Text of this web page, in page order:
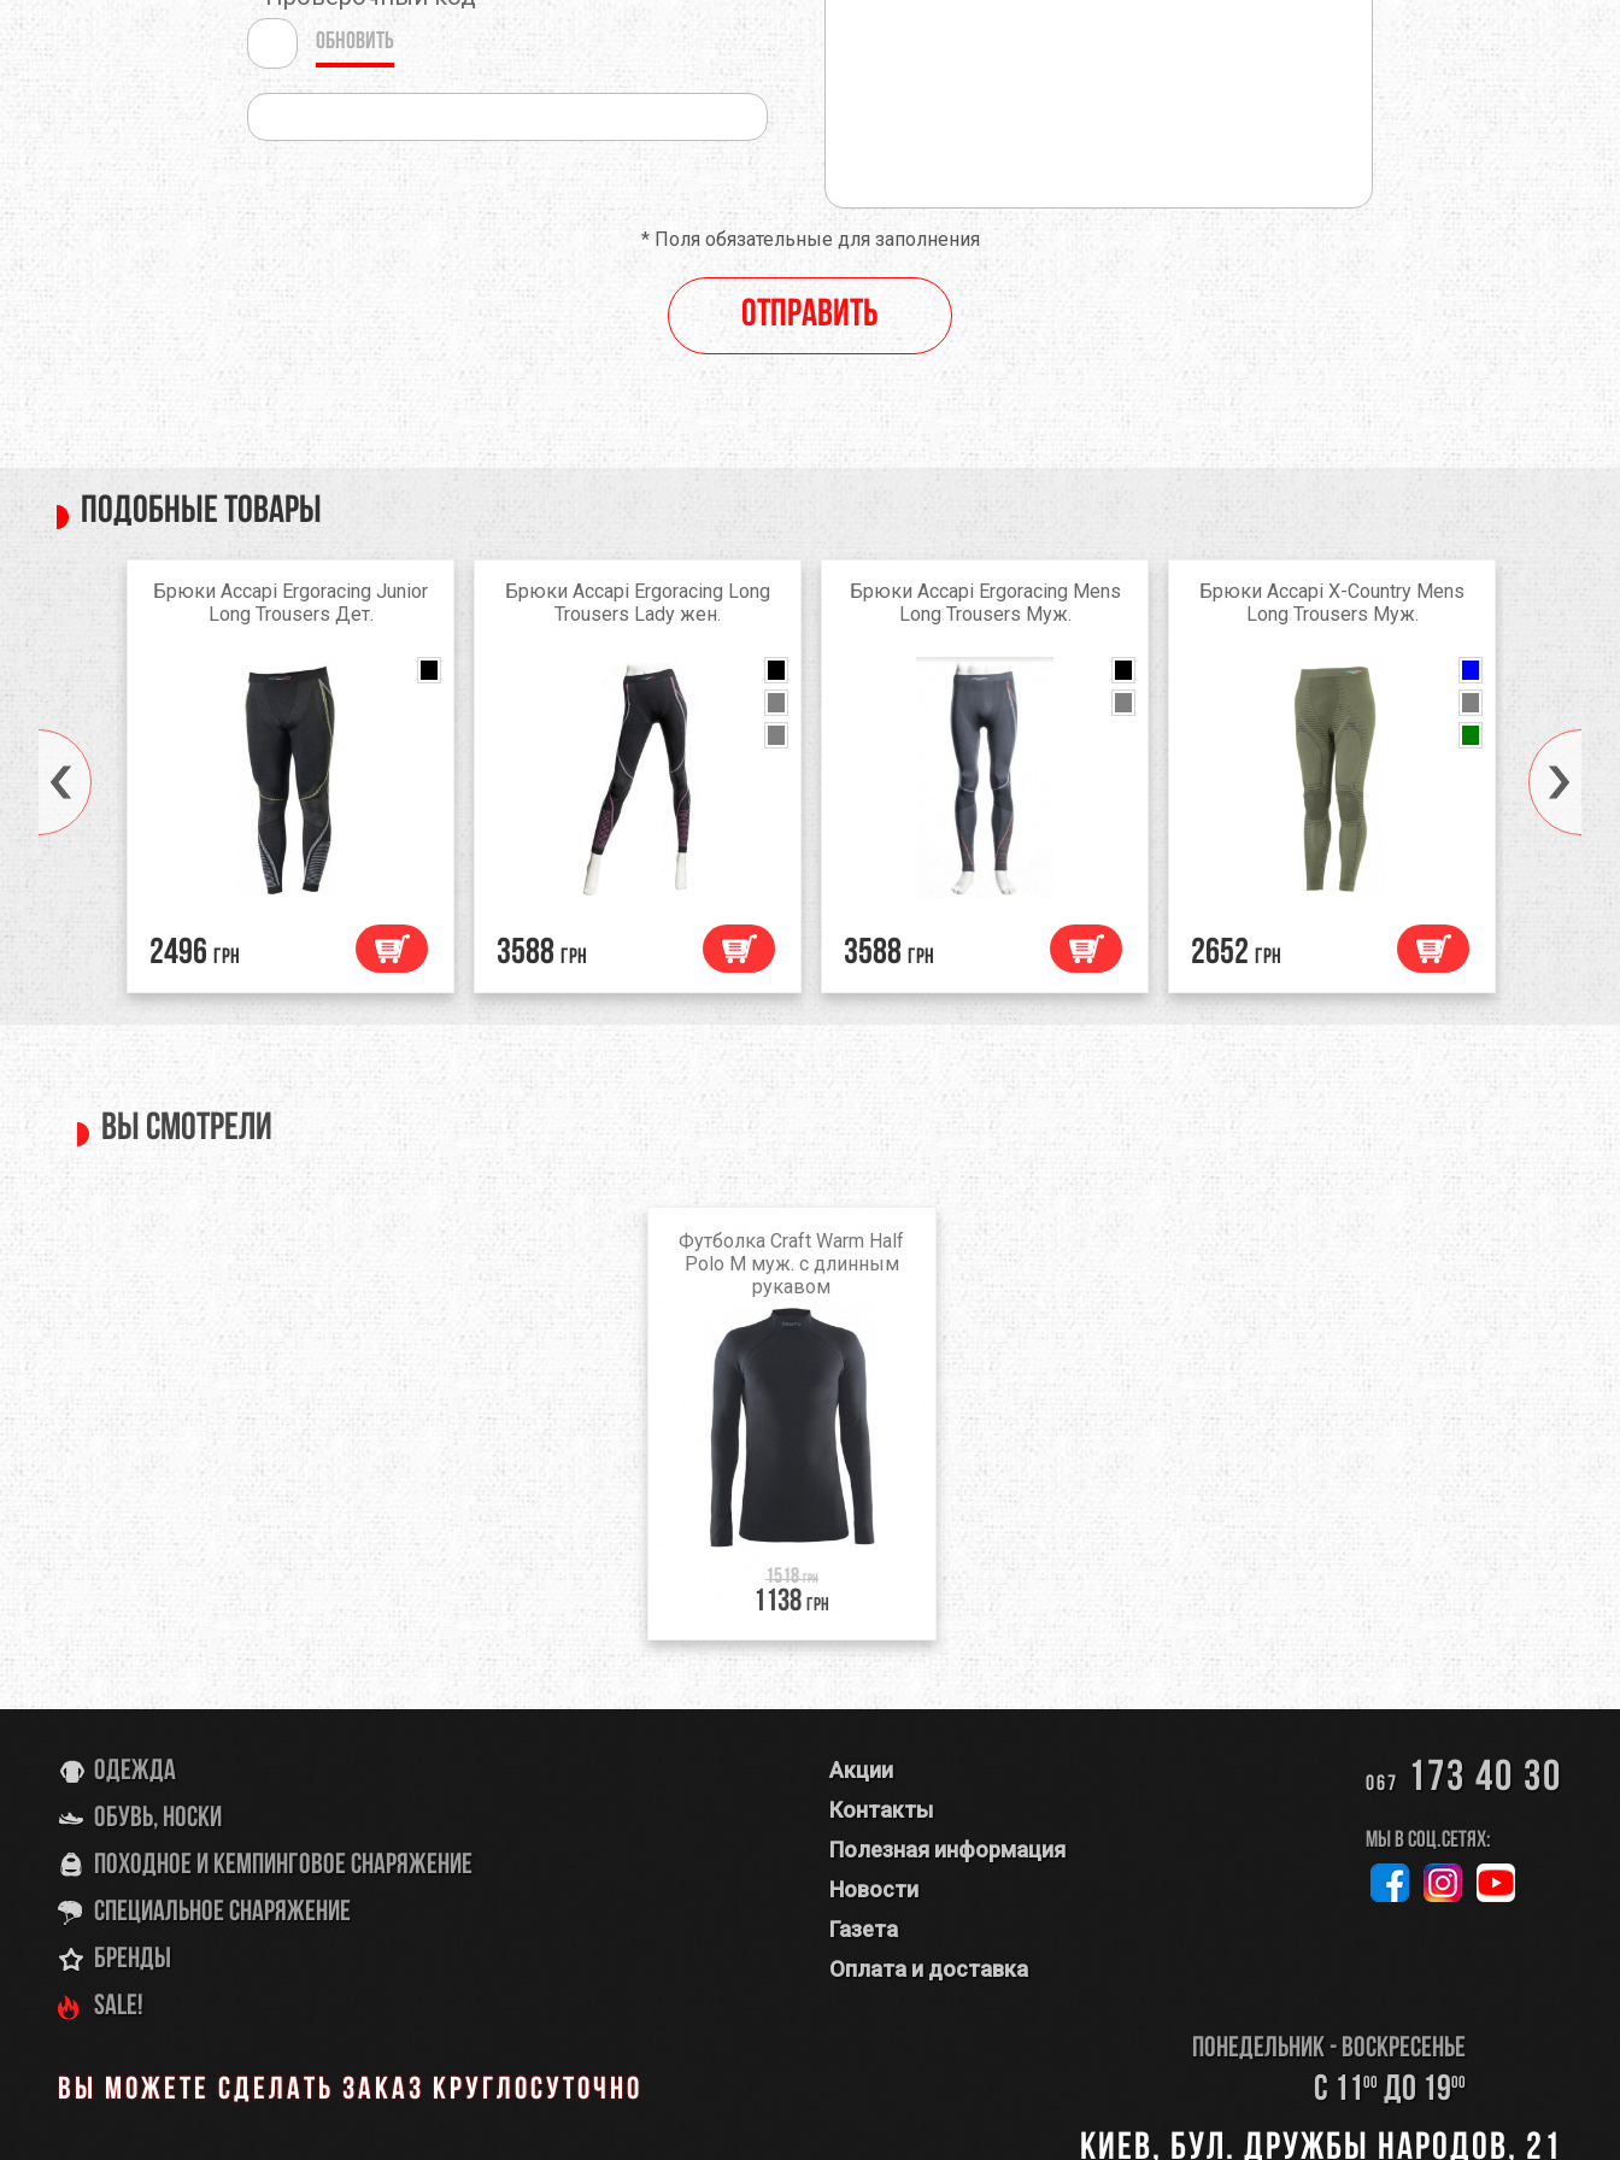
Обновить
*Поля обязательные для заполнения
Отправить
Подобные товары
Брюки Accapi Ergoracing Junior
Long Trousers Дет.
2496 грн
Брюки Accapi Ergoracing Long
Trousers Lady жен.
3588 грн
Брюки Accapi Ergoracing Mens
Long Trousers Муж.
3588 грн
Брюки Accapi X-Country Mens
Long Trousers Муж.
Navy
Anthracite
military
2652 грн
black
black/anthracite
military black
Khaki
Grey
Вы смотрели
Футболка Craft Warm Half
Polo M муж. с длинным
рукавом
1518 грн
1138 грн
Одежда
Обувь, носки
Походное и кемпинговое снаряжение
Специальное снаряжение
Бренды
SALE!
Вы можете сделать заказ круглосуточно
Акции
Контакты
Полезная информация
Новости
Газета
Оплата и доставка
067 173 40 30
Мы в соц.сетях:
Понедельник - Воскресенье
с 11 00 до 1900
Киев, бул. Дружбы Народов, 21